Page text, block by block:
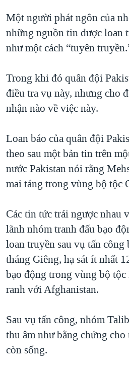
ĐỜI SỐNG
KINH TẾ
SỨC KHOẺ
VĂN HOÁ
THỂ THAO
HÀNH TRÌNH BẦU CỬ 2024
MỘT NĂM CHIẾN TRANH TẠI
GIẢI MÃ VÀNH ĐAI & CON
TRỊNH VĨNH BÌNH - NGƯỜI HẠ
GROUND ZERO – XƯA VÀ NAY
CÁC GIÁ TRỊ CỘNG HÒA Ở
THƯỢNG ĐỈNH TRUMP-KIM TẠI
TRỊNH VĨNH BÌNH VS. CHÍNH
BÊN KIA QUỐC LỘ: TIẾNG
QUAN HỆ VIỆT MỸ
NGHE
MẠNG XÃ HỘI
Ngôn ngữ khác
Một người phát ngôn của
những nguồn tin được loan
như một cách “tuyên
Trong khi đó quân đội
điều tra vụ này, nhưng cho
nhận nào về việc này.
Loan báo của quân đội
theo sau một bản tin trên
nước Pakistan nói rằng
mai táng trong vùng bộ tộc
Các tin tức trái ngược nhau
lãnh nhóm tranh đấu bạo
loan truyền sau vụ tấn
tháng Giêng, hạ sát ít nhất
bạo động trong vùng bộ tộc
ranh với Afghanistan.
Sau vụ tấn công, nhóm
thu âm như bằng chứng
còn sống.